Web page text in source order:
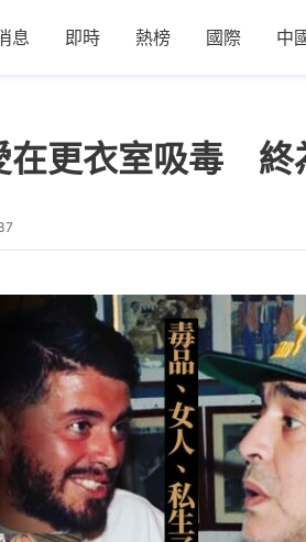
息 即時 熱榜 國際 中
在更衣室吸毒